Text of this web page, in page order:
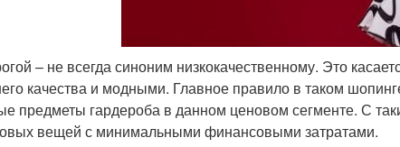
– не всегда синоним низкокачественному. Это
качества и модными. Главное правило в таком
предметы гардероба в данном ценовом сегменте. С
вещей с минимальными финансовыми затратами.